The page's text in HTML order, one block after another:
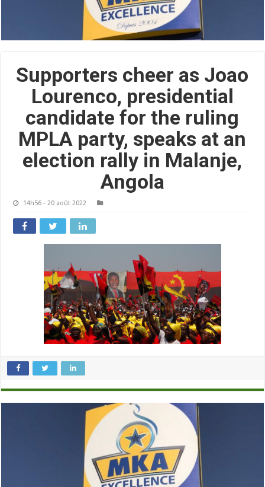
Supporters cheer as Joao
Lourenco, presidential
candidate for the ruling
MPLA party, speaks at an
election rally in Malanje,
Angola
14h56 - 20 août 2022